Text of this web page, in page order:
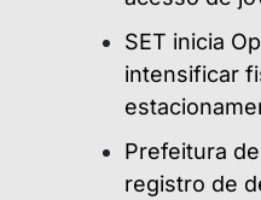
SET inicia
intensificar
Prefeitura
registro de